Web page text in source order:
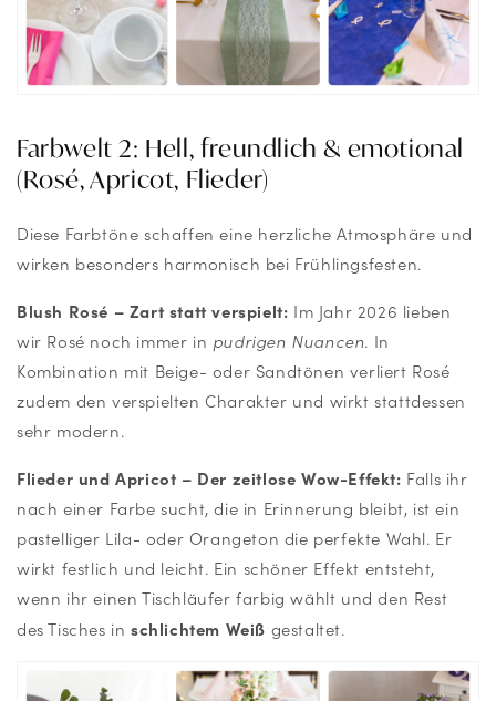
Farbwelt 2: Hell, freundlich & emotional
(Rosé, Apricot, Flieder)
Diese Farbtöne schaffen eine herzliche Atmosphäre und
wirken besonders harmonisch bei Frühlingsfesten.
Blush Rosé – Zart statt verspielt: Im Jahr 2026 lieben
wir Rosé noch immer in pudrigen Nuancen. In
Kombination mit Beige- oder Sandtönen verliert Rosé
zudem den verspielten Charakter und wirkt stattdessen
sehr modern.
Flieder und Apricot – Der zeitlose Wow-Effekt: Falls ihr
nach einer Farbe sucht, die in Erinnerung bleibt, ist ein
pastelliger Lila- oder Orangeton die perfekte Wahl. Er
wirkt festlich und leicht. Ein schöner Effekt entsteht,
wenn ihr einen Tischläufer farbig wählt und den Rest
des Tisches in schlichtem Weiß gestaltet.